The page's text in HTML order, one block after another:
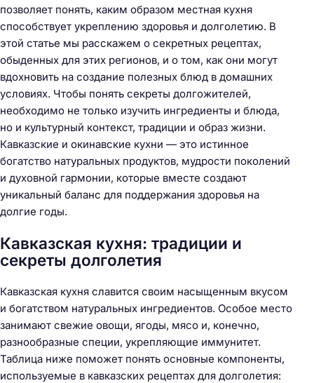
позволяет понять, каким образом местная кухня
способствует укреплению здоровья и долголетию. В
этой статье мы расскажем о секретных рецептах,
обыденных для этих регионов, и о том, как они могут
вдохновить на создание полезных блюд в домашних
условиях. Чтобы понять секреты долгожителей,
необходимо не только изучить ингредиенты и блюда,
но и культурный контекст, традиции и образ жизни.
Кавказские и окинавские кухни — это истинное
богатство натуральных продуктов, мудрости поколений
и духовной гармонии, которые вместе создают
уникальный баланс для поддержания здоровья на
долгие годы.
Кавказская кухня: традиции и
секреты долголетия
Кавказская кухня славится своим насыщенным вкусом
и богатством натуральных ингредиентов. Особое место
занимают свежие овощи, ягоды, мясо и, конечно,
разнообразные специи, укрепляющие иммунитет.
Таблица ниже поможет понять основные компоненты,
используемые в кавказских рецептах для долголетия: